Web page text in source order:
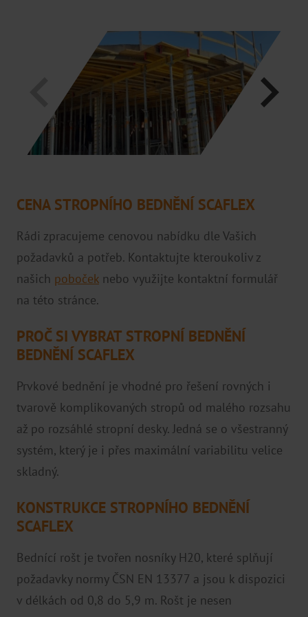
Projekty podpořené EU
Projekty
Ke stažení
Kariéra
Podporujeme
Ochrana oznamovatelů
POBOČKY
Ostrava
Olomouc
Praha
Hradec Králové
Distributoři
CENA STROPNÍHO BEDNĚNÍ SCAFLEX
Rádi zpracujeme cenovou nabídku dle Vašich
požadavků a potřeb. Kontaktujte kteroukoliv z
našich poboček nebo využijte kontaktní formulář
na této stránce.
PROČ SI VYBRAT STROPNÍ BEDNĚNÍ
BEDNĚNÍ SCAFLEX
Prvkové bednění je vhodné pro řešení rovných i
tvarově komplikovaných stropů od malého rozsahu
až po rozsáhlé stropní desky. Jedná se o všestranný
systém, který je i přes maximální variabilitu velice
skladný.
KONSTRUKCE STROPNÍHO BEDNĚNÍ
SCAFLEX
Bednící rošt je tvořen nosníky H20, které splňují
požadavky normy ČSN EN 13377 a jsou k dispozici
v délkách od 0,8 do 5,9 m. Rošt je nesen